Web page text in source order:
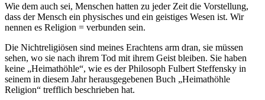
Wie dem auch sei, Menschen hatten zu jeder Zeit die Vorstellung,
dass der Mensch ein physisches und ein geistiges Wesen ist. Wir
nennen es Religion = verbunden sein.
Die Nichtreligiösen sind meines Erachtens arm dran, sie müssen
sehen, wo sie nach ihrem Tod mit ihrem Geist bleiben. Sie haben
keine
Heimathöhle , wie es der Philosoph Fulbert Steffensky in
seinem in diesem Jahr herausgegebenen Buch
Heimathöhle
Religion
trefflich beschrieben hat.